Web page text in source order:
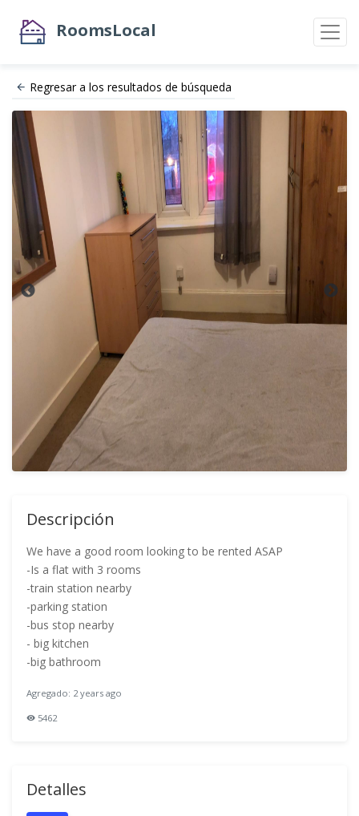
RoomsLocal
Regresar a los resultados de búsqueda
Descripción
We have a good room looking to be rented ASAP
-Is a flat with 3 rooms
-train station nearby
-parking station
-bus stop nearby
- big kitchen
-big bathroom
Agregado: 2 years ago
5462
Detalles